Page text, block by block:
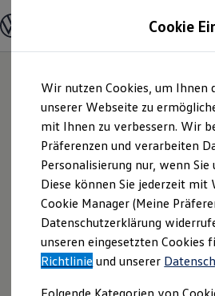
Hauptinhalt
springen
Footer
springen
Modelle und Konfigurator
Modelle vergleichen
Elektroautos
ENERGY Sondermodelle
Nutzfahrzeuge
SUV und CUV
Familienautos
Kombis
Kompaktwagen
Sportwagen
Schnell verfügbare Fahrzeuge
Angebote und Produkte
Aktuelle Angebote
E-Auto-Förderung
Volkswagen Marktplatz
Cookie
Wir nutzen Cookies, um Ihnen
unserer Webseite zu
mit Ihnen zu verbessern. Wir
Präferenzen und verarbeiten
Personalisierung nur, wenn
Diese können Sie jederzeit
Cookie Manager (Meine
Datenschutzerklärung
unseren eingesetzten Cookies
Richtlinie und unserer
Folgende Kategorien von